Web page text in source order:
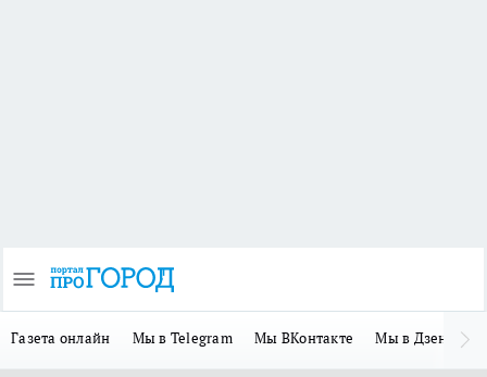
Газета онлайн Мы в Telegram Мы ВКонтакте Мы в Дзене